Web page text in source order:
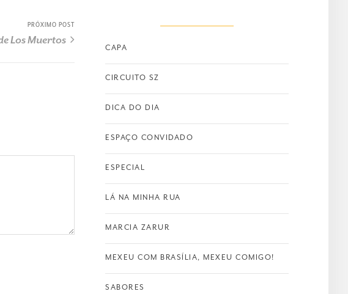
PRÓXIMO POST
Los Muertos
CAPA
CIRCUITO SZ
DICA DO DIA
ESPAÇO CONVIDADO
ESPECIAL
LÁ NA MINHA RUA
MARCIA ZARUR
MEXEU COM BRASÍLIA, MEXEU COMIGO!
SABORES